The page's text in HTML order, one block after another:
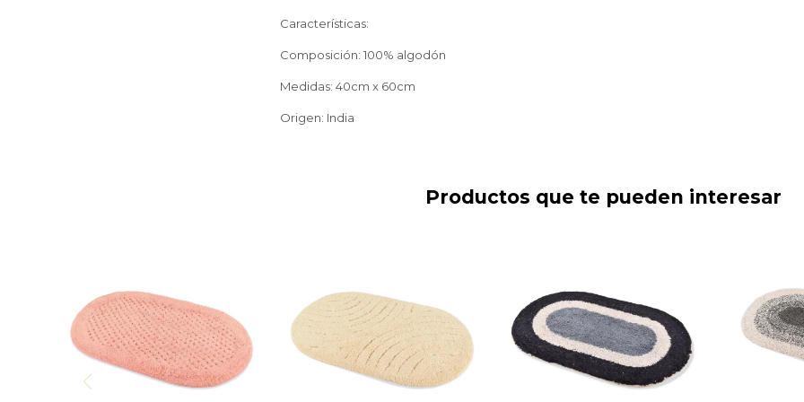
Características:
Composición: 100% algodón
Medidas: 40cm x 60cm
Origen: India
Productos que te pueden interesar
Alfombra Rosa Baño 100%
Algodón - 40x60
Alfombra Beige Baño
100% Algodón - 40x60
Alfombra AZUL
combinado Baño Ovalada
100% Algodón - 40x60
Ovalada